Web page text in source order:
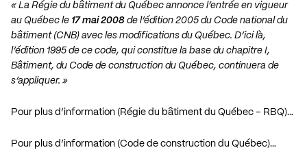
« La Régie du bâtiment du Québec annonce l’entrée en vigueur
au Québec le 17 mai 2008 de l’édition 2005 du Code national du
bâtiment (CNB) avec les modifications du Québec. D’ici là,
l’édition 1995 de ce code, qui constitue la base du chapitre I,
Bâtiment, du Code de construction du Québec, continuera de
s’appliquer. »
Pour plus d’information (Régie du bâtiment du Québec – RBQ)…
Pour plus d’information (Code de construction du Québec)…